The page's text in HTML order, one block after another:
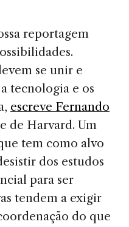
reportagem
se unir e
tecnologia e os
escreve Fernando
de Harvard. Um
tem como alvo
dos estudos
para ser
tendem a exigir
do que